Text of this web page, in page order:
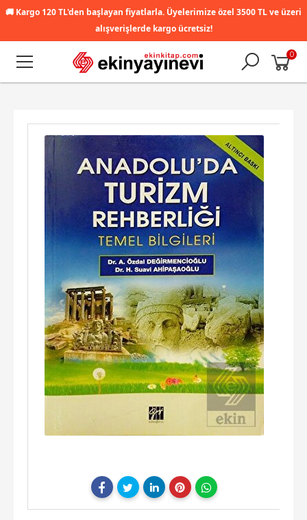
🚚 Kargo 120 TL'den başlayan fiyatlarla. Üyelerimize özel 3500 TL ve üzeri
alışverişlerde kargo ücretsiz!
0